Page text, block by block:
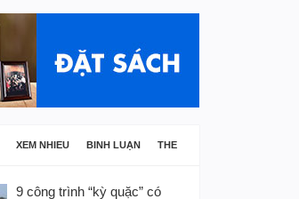
XEM NHIỀU BÌNH LUẬN THẺ
9 công trình “kỳ quặc” có